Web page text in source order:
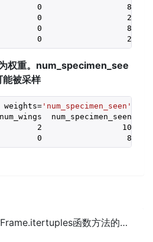
0
8
0
2
0
8
0 2
权重。num_specimen_see
能被采样
weights='num_specimen_seen'
num_specimen_seen
2
10
0 8
Python pandas.DataFrame.itertuples函数方法的使用